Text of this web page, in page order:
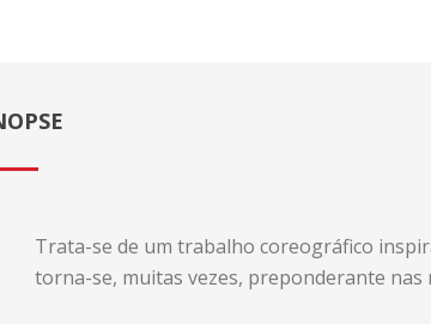
Trata-se de um trabalho coreográfico
torna-se, muitas vezes, preponderante nas